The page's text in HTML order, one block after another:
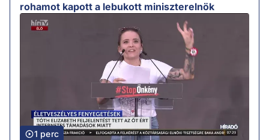
rohamot kapott a lebukott miniszterelnök
1 perc